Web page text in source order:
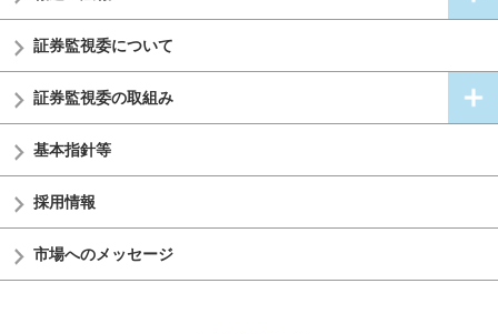
証券監視委について
証券監視委の取組み
基本指針等
採用情報
市場へのメッセージ